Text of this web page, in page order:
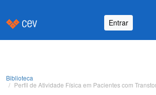
Entrar
Biblioteca
Perfil de Atividade Física em Pacientes com